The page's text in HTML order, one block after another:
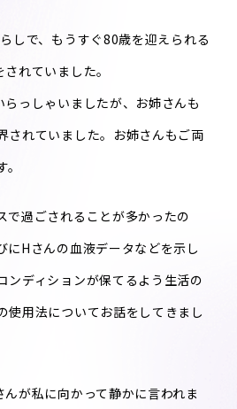
しで、もうすぐ80歳を迎えられる
れていました。
っしゃいましたが、お姉さんも
されていました。お姉さんもご両
で過ごされることが多かったの
にHさんの血液データなどを示し
ンディションが保てるよう生活の
使用法についてお話をしてきまし
が私に向かって静かに言われま